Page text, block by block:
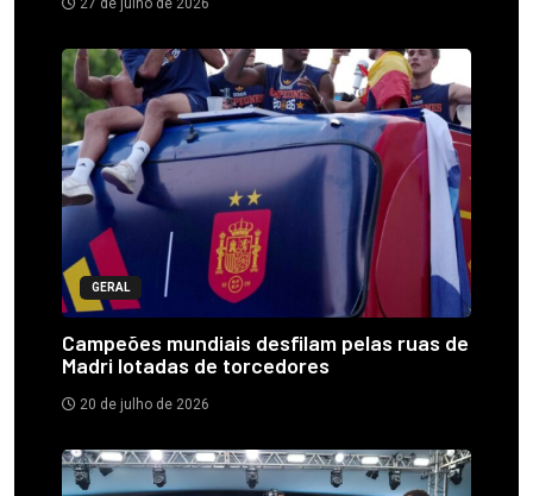
27 de julho de 2026
GERAL
Campeões mundiais desfilam pelas ruas de
Madri lotadas de torcedores
20 de julho de 2026